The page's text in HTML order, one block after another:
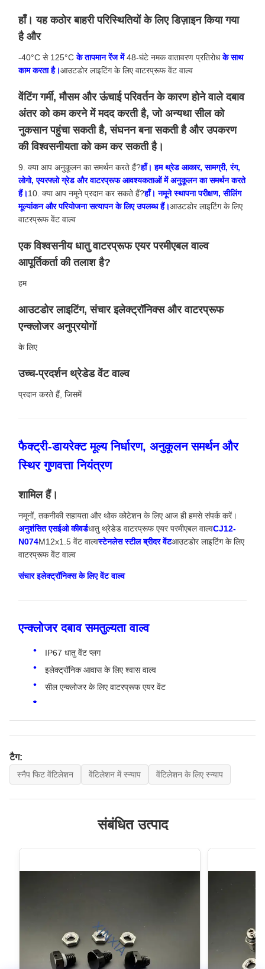
हाँ। यह कठोर बाहरी परिस्थितियों के लिए डिज़ाइन किया गया
है और
-40°C से 125°Cके तापमान रेंज में48-घंटे नमक वातावरण प्रतिरोधके साथ
काम करता है।आउटडोर लाइटिंग के लिए वाटरप्रूफ वेंट वाल्व
वेंटिंग गर्मी, मौसम और ऊंचाई परिवर्तन के कारण होने वाले दबाव
अंतर को कम करने में मदद करती है, जो अन्यथा सील को
नुकसान पहुंचा सकती है, संघनन बना सकती है और उपकरण
की विश्वसनीयता को कम कर सकती है।
9. क्या आप अनुकूलन का समर्थन करते हैं?हाँ। हम थ्रेड आकार, सामग्री, रंग,
लोगो, एयरफ्लो ग्रेड और वाटरप्रूफ आवश्यकताओं में अनुकूलन का समर्थन करते
हैं।10. क्या आप नमूने प्रदान कर सकते हैं?हाँ। नमूने स्थापना परीक्षण, सीलिंग
मूल्यांकन और परियोजना सत्यापन के लिए उपलब्ध हैं।आउटडोर लाइटिंग के लिए
वाटरप्रूफ वेंट वाल्व
एक विश्वसनीय धातु वाटरप्रूफ एयर परमीएबल वाल्व
आपूर्तिकर्ता की तलाश है?
हम
आउटडोर लाइटिंग, संचार इलेक्ट्रॉनिक्स और वाटरप्रूफ
एन्क्लोजर अनुप्रयोगों
के लिए
उच्च-प्रदर्शन थ्रेडेड वेंट वाल्व
प्रदान करते हैं, जिसमें
फैक्ट्री-डायरेक्ट मूल्य निर्धारण, अनुकूलन समर्थन और
स्थिर गुणवत्ता नियंत्रण
शामिल हैं।
नमूनों, तकनीकी सहायता और थोक कोटेशन के लिए आज ही हमसे संपर्क करें।
अनुशंसित एसईओ कीवर्डधातु थ्रेडेड वाटरप्रूफ एयर परमीएबल वाल्वCJ12-
N074M12x1.5 वेंट वाल्वस्टेनलेस स्टील ब्रीदर वेंटआउटडोर लाइटिंग के लिए
वाटरप्रूफ वेंट वाल्व
संचार इलेक्ट्रॉनिक्स के लिए वेंट वाल्व
एन्क्लोजर दबाव समतुल्यता वाल्व
IP67 धातु वेंट प्लग
इलेक्ट्रॉनिक आवास के लिए श्वास वाल्व
सील एन्क्लोजर के लिए वाटरप्रूफ एयर वेंट
टैग:
स्नैप फिट वेंटिलेशन वेंटिलेशन में स्न्याप वेंटिलेशन के लिए स्न्याप
संबंधित उत्पाद